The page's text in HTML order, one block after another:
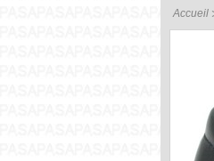
Accueil